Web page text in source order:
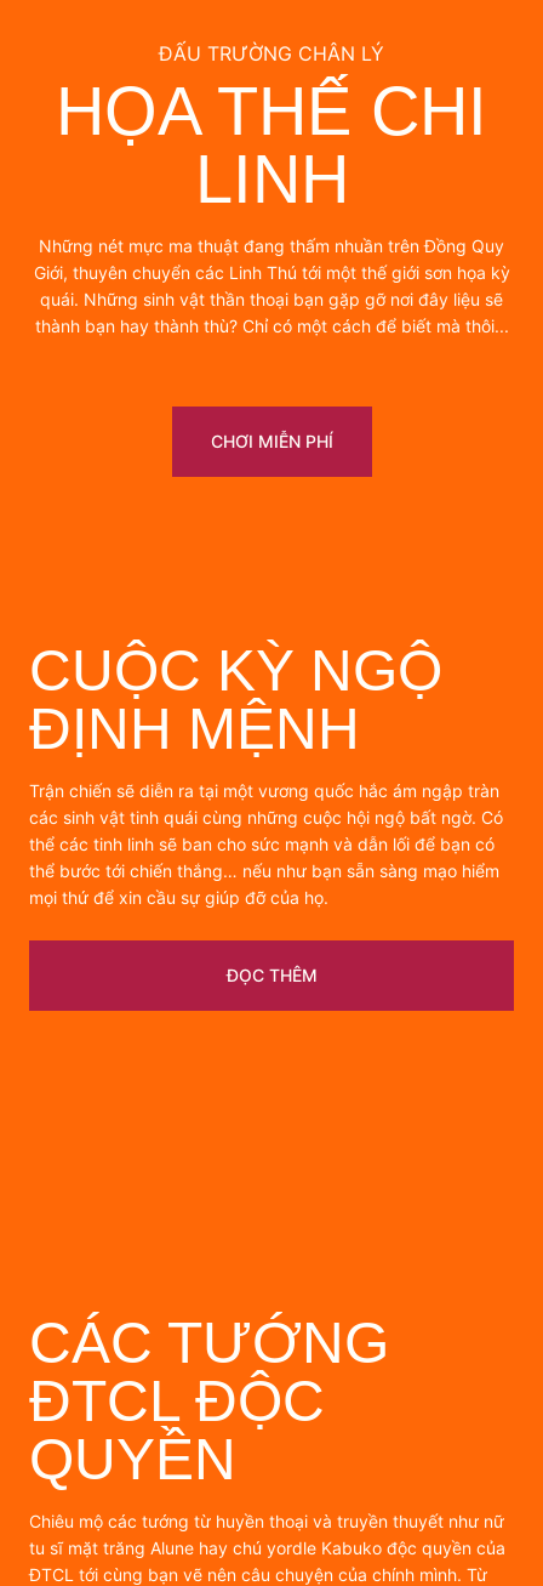
ĐẤU TRƯỜNG CHÂN LÝ
HỌA THẾ CHI
LINH
Những nét mực ma thuật đang thấm nhuần trên Đồng Quy
Giới, thuyên chuyển các Linh Thú tới một thế giới sơn họa kỳ
quái. Những sinh vật thần thoại bạn gặp gỡ nơi đây liệu sẽ
thành bạn hay thành thù? Chỉ có một cách để biết mà thôi...
CHƠI MIỄN PHÍ
CUỘC KỲ NGỘ
ĐỊNH MỆNH
Trận chiến sẽ diễn ra tại một vương quốc hắc ám ngập tràn
các sinh vật tinh quái cùng những cuộc hội ngộ bất ngờ. Có
thể các tinh linh sẽ ban cho sức mạnh và dẫn lối để bạn có
thể bước tới chiến thắng… nếu như bạn sẵn sàng mạo hiểm
mọi thứ để xin cầu sự giúp đỡ của họ.
ĐỌC THÊM
CÁC TƯỚNG
ĐTCL ĐỘC
QUYỀN
Chiêu mộ các tướng từ huyền thoại và truyền thuyết như nữ
tu sĩ mặt trăng Alune hay chú yordle Kabuko độc quyền của
ĐTCL tới cùng bạn vẽ nên câu chuyện của chính mình. Từ